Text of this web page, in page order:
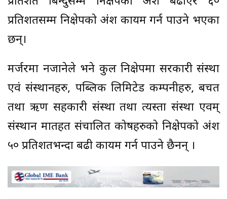
प्रतिशतसम्म निक्षेपको अंश कायम गर्न पाउने भएका
छन्।
मर्जरमा नजानेले भने कुल निक्षेपमा सरकारी संस्था
एवं संस्थानहरु, पब्लिक लिमिटेड कम्पनीहरु, बचत
तथा ऋण सहकारी संस्था तथा त्यस्ता संस्था एवम्
संस्थान मातहत संचालित कोषहरुको निक्षेपको अंश
५० प्रतिशतभन्दा बढी कायम गर्न पाउने छैनन् ।